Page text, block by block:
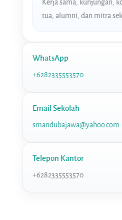
tua, alumni, dan mitra
WhatsApp
+6282335553570
Email Sekolah
smandubajawa@yahoo.com
Telepon Kantor
+6282335553570